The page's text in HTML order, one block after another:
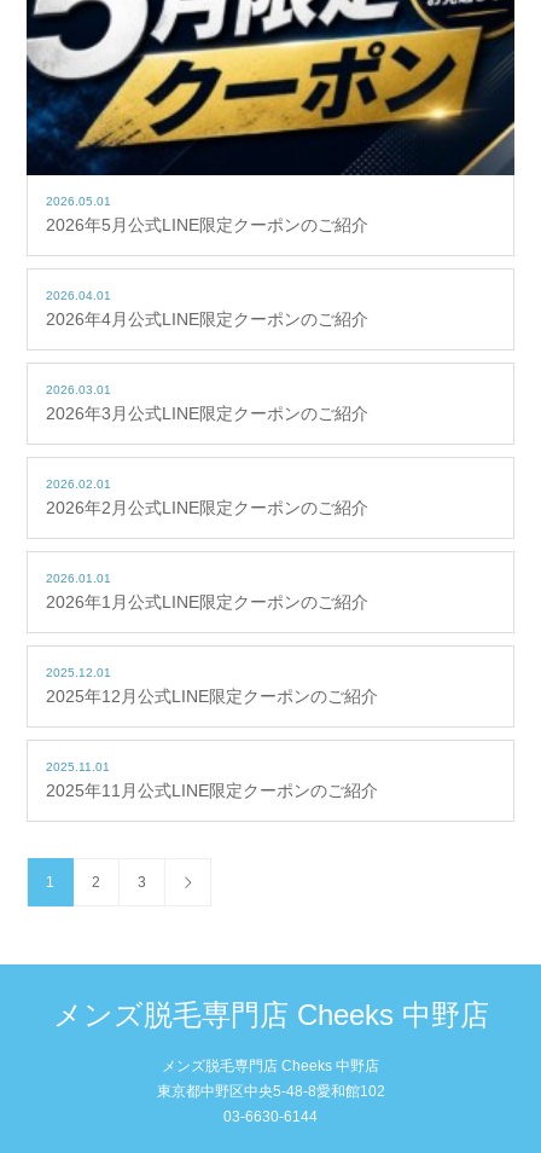
2026.05.01
2026年5月公式LINE限定クーポンのご紹介
2026.04.01
2026年4月公式LINE限定クーポンのご紹介
2026.03.01
2026年3月公式LINE限定クーポンのご紹介
2026.02.01
2026年2月公式LINE限定クーポンのご紹介
2026.01.01
2026年1月公式LINE限定クーポンのご紹介
2025.12.01
2025年12月公式LINE限定クーポンのご紹介
2025.11.01
2025年11月公式LINE限定クーポンのご紹介
1 2 3
メンズ脱毛専門店 Cheeks 中野店
メンズ脱毛専門店 Cheeks 中野店
東京都中野区中央5-48-8愛和館102
03-6630-6144